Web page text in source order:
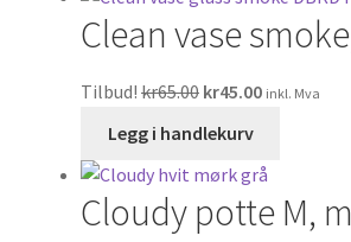
Clean vase
Tilbud! kr65.00 kr45.00 inkl. Mva
Legg i handlekurv
Cloudy potte M,